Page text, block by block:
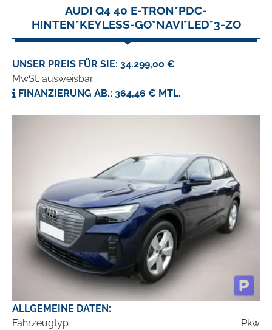
AUDI Q4 40 E-TRON*PDC-
HINTEN*KEYLESS-GO*NAVI*LED*3-ZO
UNSER PREIS FÜR SIE: 34.299,00 €
MwSt. ausweisbar
FINANZIERUNG AB.: 364,46 € MTL.
ALLGEMEINE DATEN:
Fahrzeugtyp
Pkw